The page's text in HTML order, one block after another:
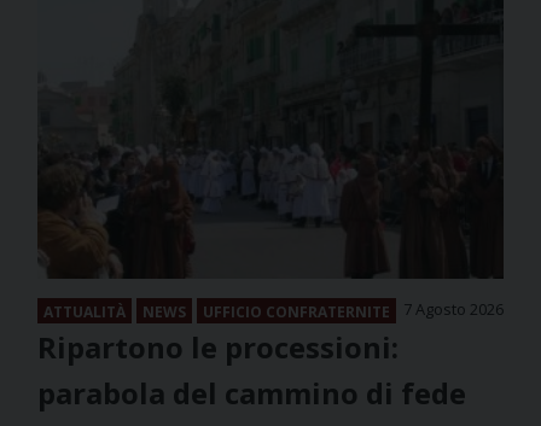
ATTUALITÀ NEWS UFFICIO CONFRATERNITE 7 Agosto 2026
Ripartono le processioni:
parabola del cammino di fede